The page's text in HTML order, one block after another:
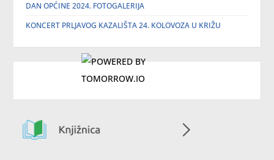
DAN OPĆINE 2024. FOTOGALERIJA
KONCERT PRLJAVOG KAZALIŠTA 24. KOLOVOZA U KRIŽU